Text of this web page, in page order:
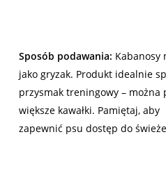
Sposób podawania: Kabanosy
jako gryzak. Produkt idealnie
przysmak treningowy –
większe kawałki. Pamiętaj, aby
zapewnić psu dostęp do